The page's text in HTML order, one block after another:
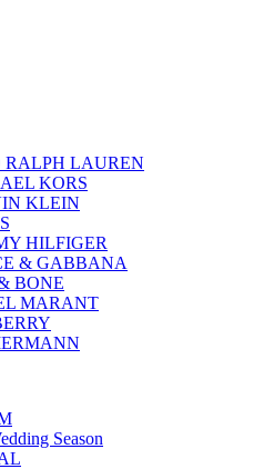
RALPH LAUREN
KORS
KLEIN
HILFIGER
& GABBANA
BONE
MARANT
Season